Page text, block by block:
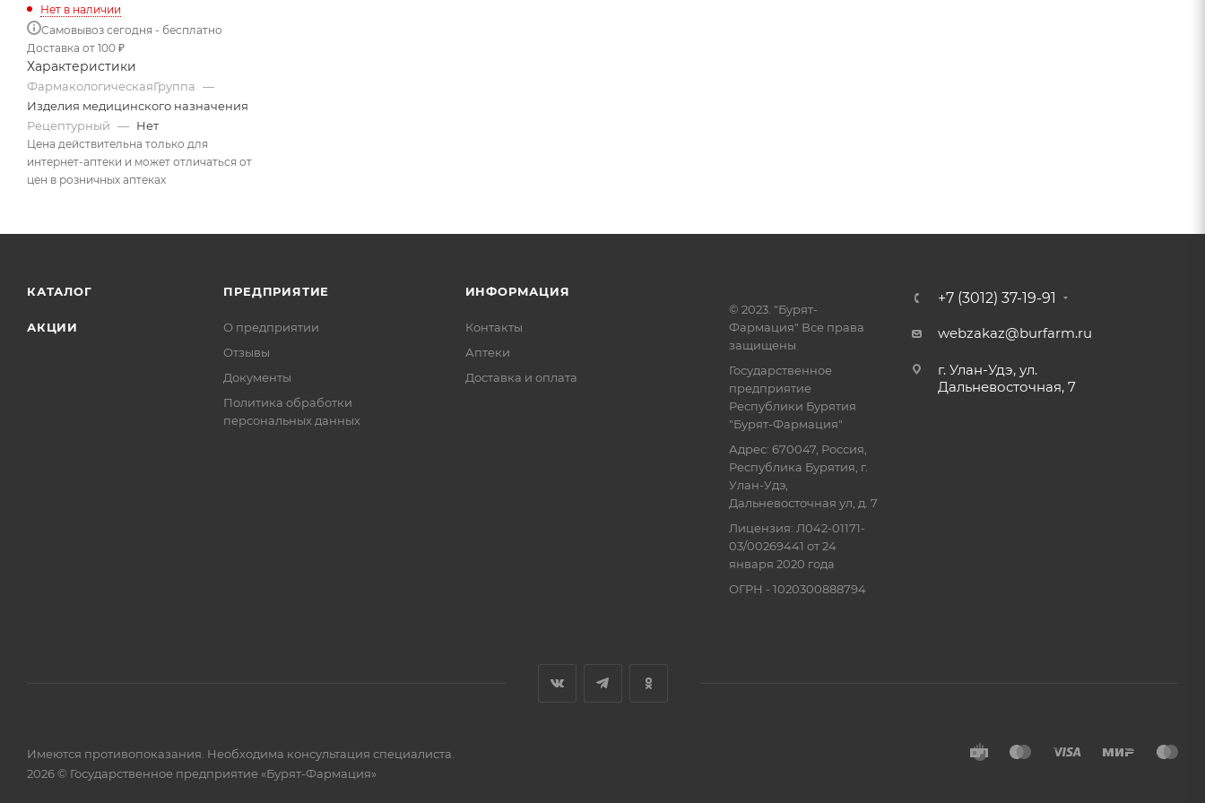
Нет в наличии
Самовывоз сегодня - бесплатно
Доставка от 100 ₽
Характеристики
ФармакологическаяГруппа —
Изделия медицинского назначения
Рецептурный — Нет
Цена действительна только для
интернет-аптеки и может отличаться от
цен в розничных аптеках
КАТАЛОГ
АКЦИИ
ПРЕДПРИЯТИЕ
О предприятии
Отзывы
Документы
Политика обработки
персональных данных
ИНФОРМАЦИЯ
Контакты
Аптеки
Доставка и оплата
© 2023. "Бурят-
Фармация" Все права
защищены
Государственное
предприятие
Республики Бурятия
"Бурят-Фармация"
Адрес: 670047, Россия,
Республика Бурятия, г.
Улан-Удэ,
Дальневосточная ул, д. 7
Лицензия: Л042-01171-
03/00269441 от 24
января 2020 года
ОГРН - 1020300888794
+7 (3012) 37-19-91
webzakaz@burfarm.ru
г. Улан-Удэ, ул.
Дальневосточная, 7
Имеются противопоказания. Необходима консультация специалиста.
2026 © Государственное предприятие «Бурят-Фармация»